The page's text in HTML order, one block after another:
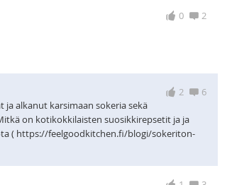
0 2
2 6
alkanut karsimaan sokeria sekä
on kotikokkilaisten suosikkirepsetit ja ja
( https://feelgoodkitchen.fi/blogi/sokeriton-